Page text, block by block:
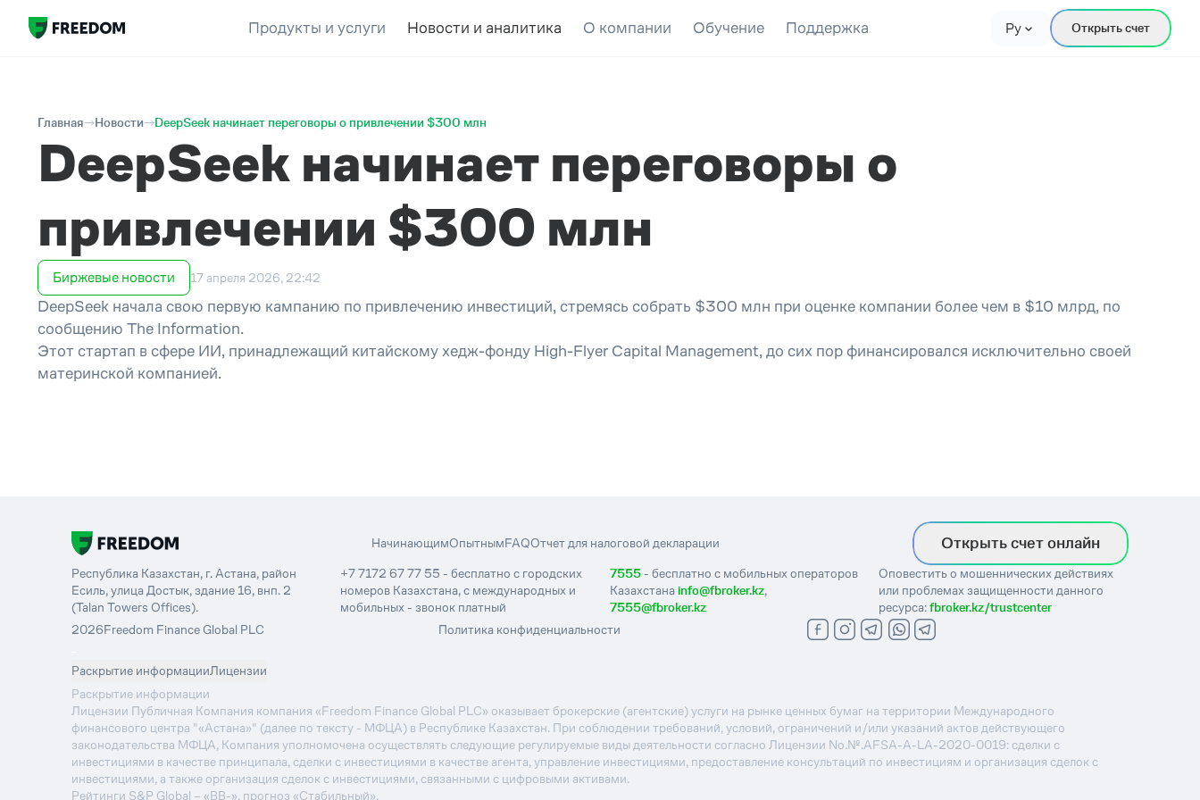
Продукты и услуги Новости и аналитика О компании Обучение Поддержка Ру Открыть счет
Главная Новости DeepSeek начинает переговоры о привлечении $300 млн
DeepSeek начинает переговоры о
привлечении $300 млн
Биржевые новости 17 апреля 2026, 22:42
DeepSeek начала свою первую кампанию по привлечению инвестиций, стремясь собрать $300 млн при оценке компании более чем в $10 млрд, по
сообщению The Information.
Этот стартап в сфере ИИ, принадлежащий китайскому хедж-фонду High-Flyer Capital Management, до сих пор финансировался исключительно своей
материнской компанией.
НачинающимОпытнымFAQОтчет для налоговой декларации Открыть счет онлайн
Республика Казахстан, г. Астана, район
Есиль, улица Достык, здание 16, внп. 2
(Talan Towers Offices).
+7 7172 67 77 55 - бесплатно с городских
номеров Казахстана, с международных и
мобильных - звонок платный
7555- бесплатно с мобильных операторов
Казахстанаinfo@fbroker.kz,
7555@fbroker.kz
Оповестить о мошеннических действиях
или проблемах защищенности данного
ресурса:fbroker.kz/trustcenter
2026Freedom Finance Global PLC
Политика конфиденциальности
Раскрытие информацииЛицензии
Раскрытие информации
Лицензии Публичная Компания компания «Freedom Finance Global PLC» оказывает брокерские (агентские) услуги на рынке ценных бумаг на территории Международного
финансового центра "«Астана»" (далее по тексту - МФЦА) в Республике Казахстан. При соблюдении требований, условий, ограничений и/или указаний актов действующего
законодательства МФЦА, Компания уполномочена осуществлять следующие регулируемые виды деятельности согласно Лицензии No.№.AFSA-A-LA-2020-0019: сделки с
инвестициями в качестве принципала, сделки с инвестициями в качестве агента, управление инвестициями, предоставление консультаций по инвестициям и организация сделок с
инвестициями, а также организация сделок с инвестициями, связанными с цифровыми активами.
Рейтинги S&P Global – «BB-», прогноз «Стабильный».